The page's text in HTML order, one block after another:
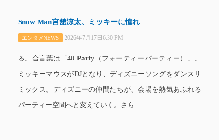
Snow Man宮舘涼太、ミッキーに憧れ
エンタメNEWS 2026年7月17日6:30 PM
る。合言葉は「40Party（フォーティーパーティー）」。
ミッキーマウスがDJとなり、ディズニーソングをダンスリ
ミックス。ディズニーの仲間たちが、会場を熱気あふれる
パーティー空間へと変えていく。さら...